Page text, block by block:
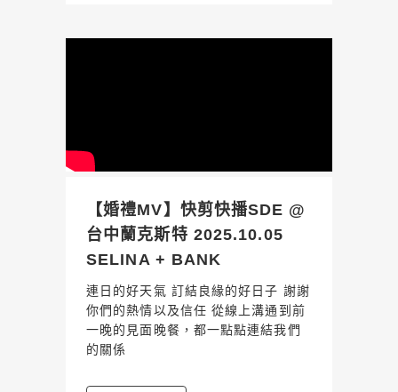
【婚禮MV】快剪快播SDE @
台中蘭克斯特 2025.10.05
SELINA + BANK
連日的好天氣 訂結良緣的好日子 謝謝
你們的熱情以及信任 從線上溝通到前
一晚的見面晚餐，都一點點連結我們
的關係